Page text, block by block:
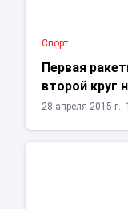
Спорт
Первая
второй круг
28 апреля 2015 г.,